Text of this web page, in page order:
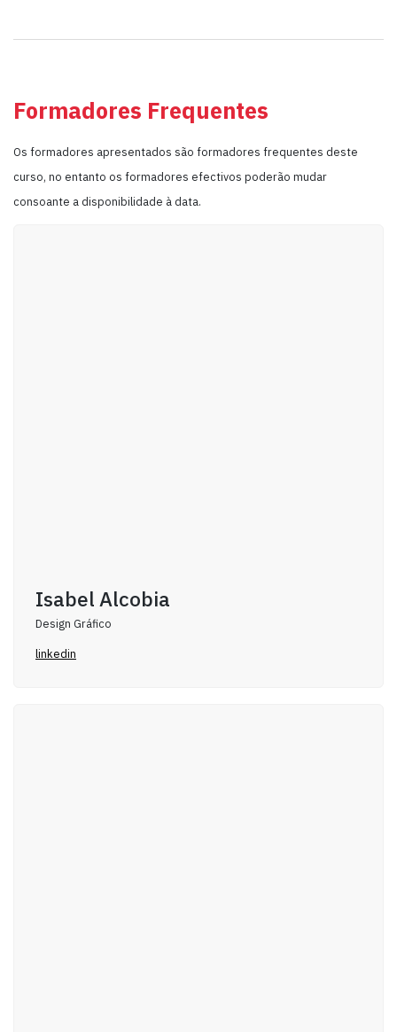
Formadores Frequentes
Os formadores apresentados são formadores frequentes deste
curso, no entanto os formadores efectivos poderão mudar
consoante a disponibilidade à data.
Isabel Alcobia
Design Gráfico
linkedin